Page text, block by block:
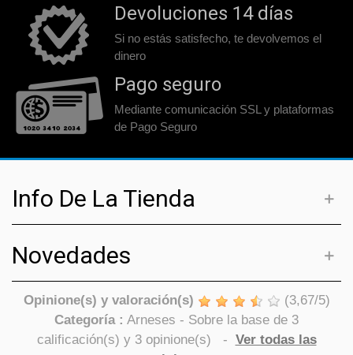
Devoluciones 14 días
Si no estás satisfecho, te devolvemos el
dinero
Pago seguro
Mediante comunicación SSL y plataformas
de Pago Seguro
Info De La Tienda
Novedades
Opinione(s) y valoración(s) (3,67/5)
Categoría : Arneses - Sobre la base de 3
calificación(s) y 3opinione(s) - Ver todas las